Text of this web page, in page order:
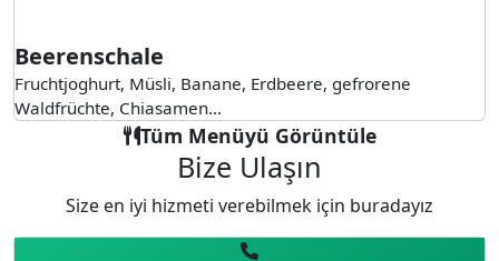
Beerenschale
Fruchtjoghurt, Müsli, Banane, Erdbeere, gefrorene
Waldfrüchte, Chiasamen...
Tüm Menüyü Görüntüle
Bize Ulaşın
Size en iyi hizmeti verebilmek için buradayız